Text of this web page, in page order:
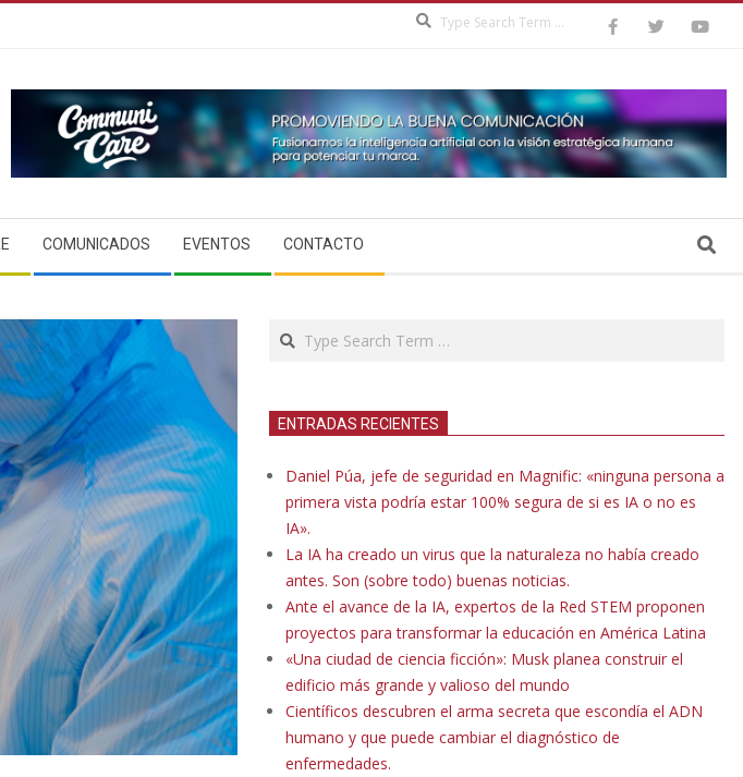
COMUNICADOS EVENTOS CONTACTO Search
Search
ENTRADAS RECIENTES
Daniel Púa, jefe de seguridad en Magnific: «ninguna persona a
primera vista podría estar 100% segura de si es IA o no es
IA».
La IA ha creado un virus que la naturaleza no había creado
antes. Son (sobre todo) buenas noticias.
Ante el avance de la IA, expertos de la Red STEM proponen
proyectos para transformar la educación en América Latina
«Una ciudad de ciencia ficción»: Musk planea construir el
edificio más grande y valioso del mundo
Científicos descubren el arma secreta que escondía el ADN
humano y que puede cambiar el diagnóstico de
enfermedades.